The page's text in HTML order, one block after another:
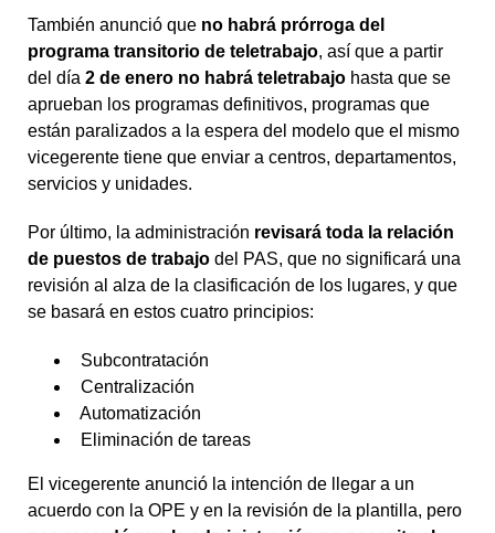
También anunció que no habrá prórroga del
programa transitorio de teletrabajo, así que a partir
del día 2 de enero no habrá teletrabajo hasta que se
aprueban los programas definitivos, programas que
están paralizados a la espera del modelo que el mismo
vicegerente tiene que enviar a centros, departamentos,
servicios y unidades.
Por último, la administración revisará toda la relación
de puestos de trabajo del PAS, que no significará una
revisión al alza de la clasificación de los lugares, y que
se basará en estos cuatro principios:
Subcontratación
Centralización
Automatización
Eliminación de tareas
El vicegerente anunció la intención de llegar a un
acuerdo con la OPE y en la revisión de la plantilla, pero